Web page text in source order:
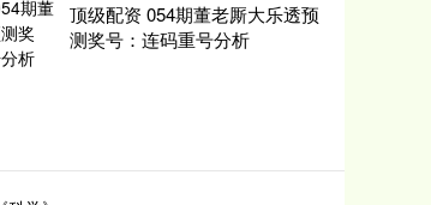
顶级配资 054期董老厮大乐透预
测奖号：连码重号分析